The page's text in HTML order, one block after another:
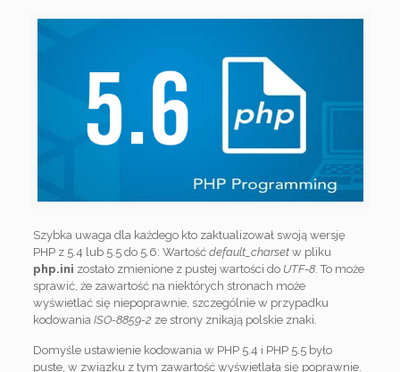
Szybka uwaga dla każdego kto zaktualizował swoją wersję
PHP z 5.4 lub 5.5 do 5.6: Wartośćdefault_charset w pliku
php.ini zostało zmienione z pustej wartości do UTF-8 . To może
sprawić, że zawartość na niektórych stronach może
wyświetlać się niepoprawnie, szczególnie w przypadku
kodowaniaISO-8859-2 ze strony znikają polskie znaki.
Domyśle ustawienie kodowania w PHP 5.4 i PHP 5.5 było
puste, w związku z tym zawartość wyświetlała się poprawnie.